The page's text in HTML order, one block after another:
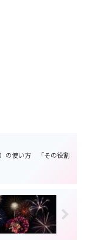
の使い方 「その役割